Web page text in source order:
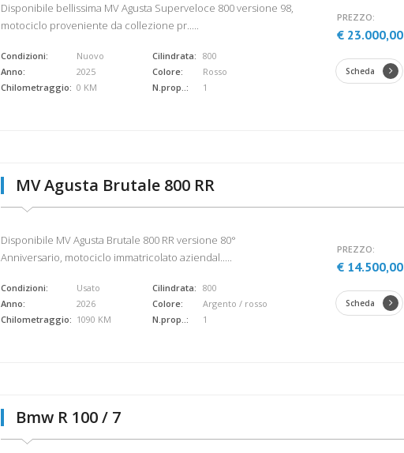
Disponibile bellissima MV Agusta Superveloce 800 versione 98,
motociclo proveniente da collezione pr.....
Condizioni:
Anno:
Chilometraggio:
Nuovo
2025
0 KM
Cilindrata:
Colore:
N.prop..:
800
Rosso
1
PREZZO:
€ 23.000,00
Scheda
MV Agusta Brutale 800 RR
Disponibile MV Agusta Brutale 800 RR versione 80°
Anniversario, motociclo immatricolato aziendal.....
Condizioni:
Anno:
Chilometraggio:
Usato
2026
1090 KM
Cilindrata:
Colore:
N.prop..:
800
Argento / rosso
1
PREZZO:
€ 14.500,00
Scheda
Bmw R 100 / 7